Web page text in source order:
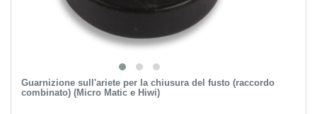
Guarnizione sull'ariete per la chiusura del fusto (raccordo
combinato) (Micro Matic e Hiwi)